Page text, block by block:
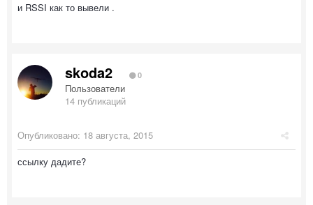
и RSSI как то вывели .
skoda2 0
Пользователи
14 публикаций
Опубликовано: 18 августа, 2015
ссылку дадите?